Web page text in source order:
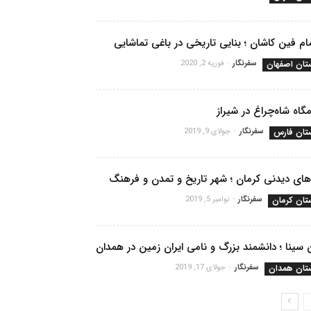
فین کاشان ؛ بنایی تاریخی در باغی تماشایی
اصفهان سفرنگار - فوریه 2, 2020
شاه‌چراغ در شیراز
فارس سفرنگار - جولای 9, 2019
دیدنی کرمان ؛ شهر تاریخ و تمدن و فرهنگ
کرمان سفرنگار - نوامبر 5, 2019
سینا ؛ دانشمند بزرگ و نامی ایران زمین در همدان
همدان سفرنگار - جولای 17, 2019